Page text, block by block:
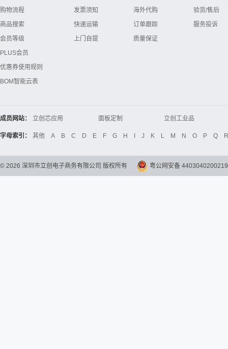
购物流程
商品搜索
会员等级
PLUS会员
优惠券使用规则
BOM智能云表
发票须知
快递运输
上门自提
海外代购
订单跟踪
质量保证
验货/售后
服务投诉
成员网站： 立创芯应用 面板定制
立创工业品
立创电子设计大赛
立创开源硬件
字母索引： 其他 A B C D E F G H J K L M N O P Q R
© 2026 深圳市立创电子商务有限公司 版权所有 粤公网安备